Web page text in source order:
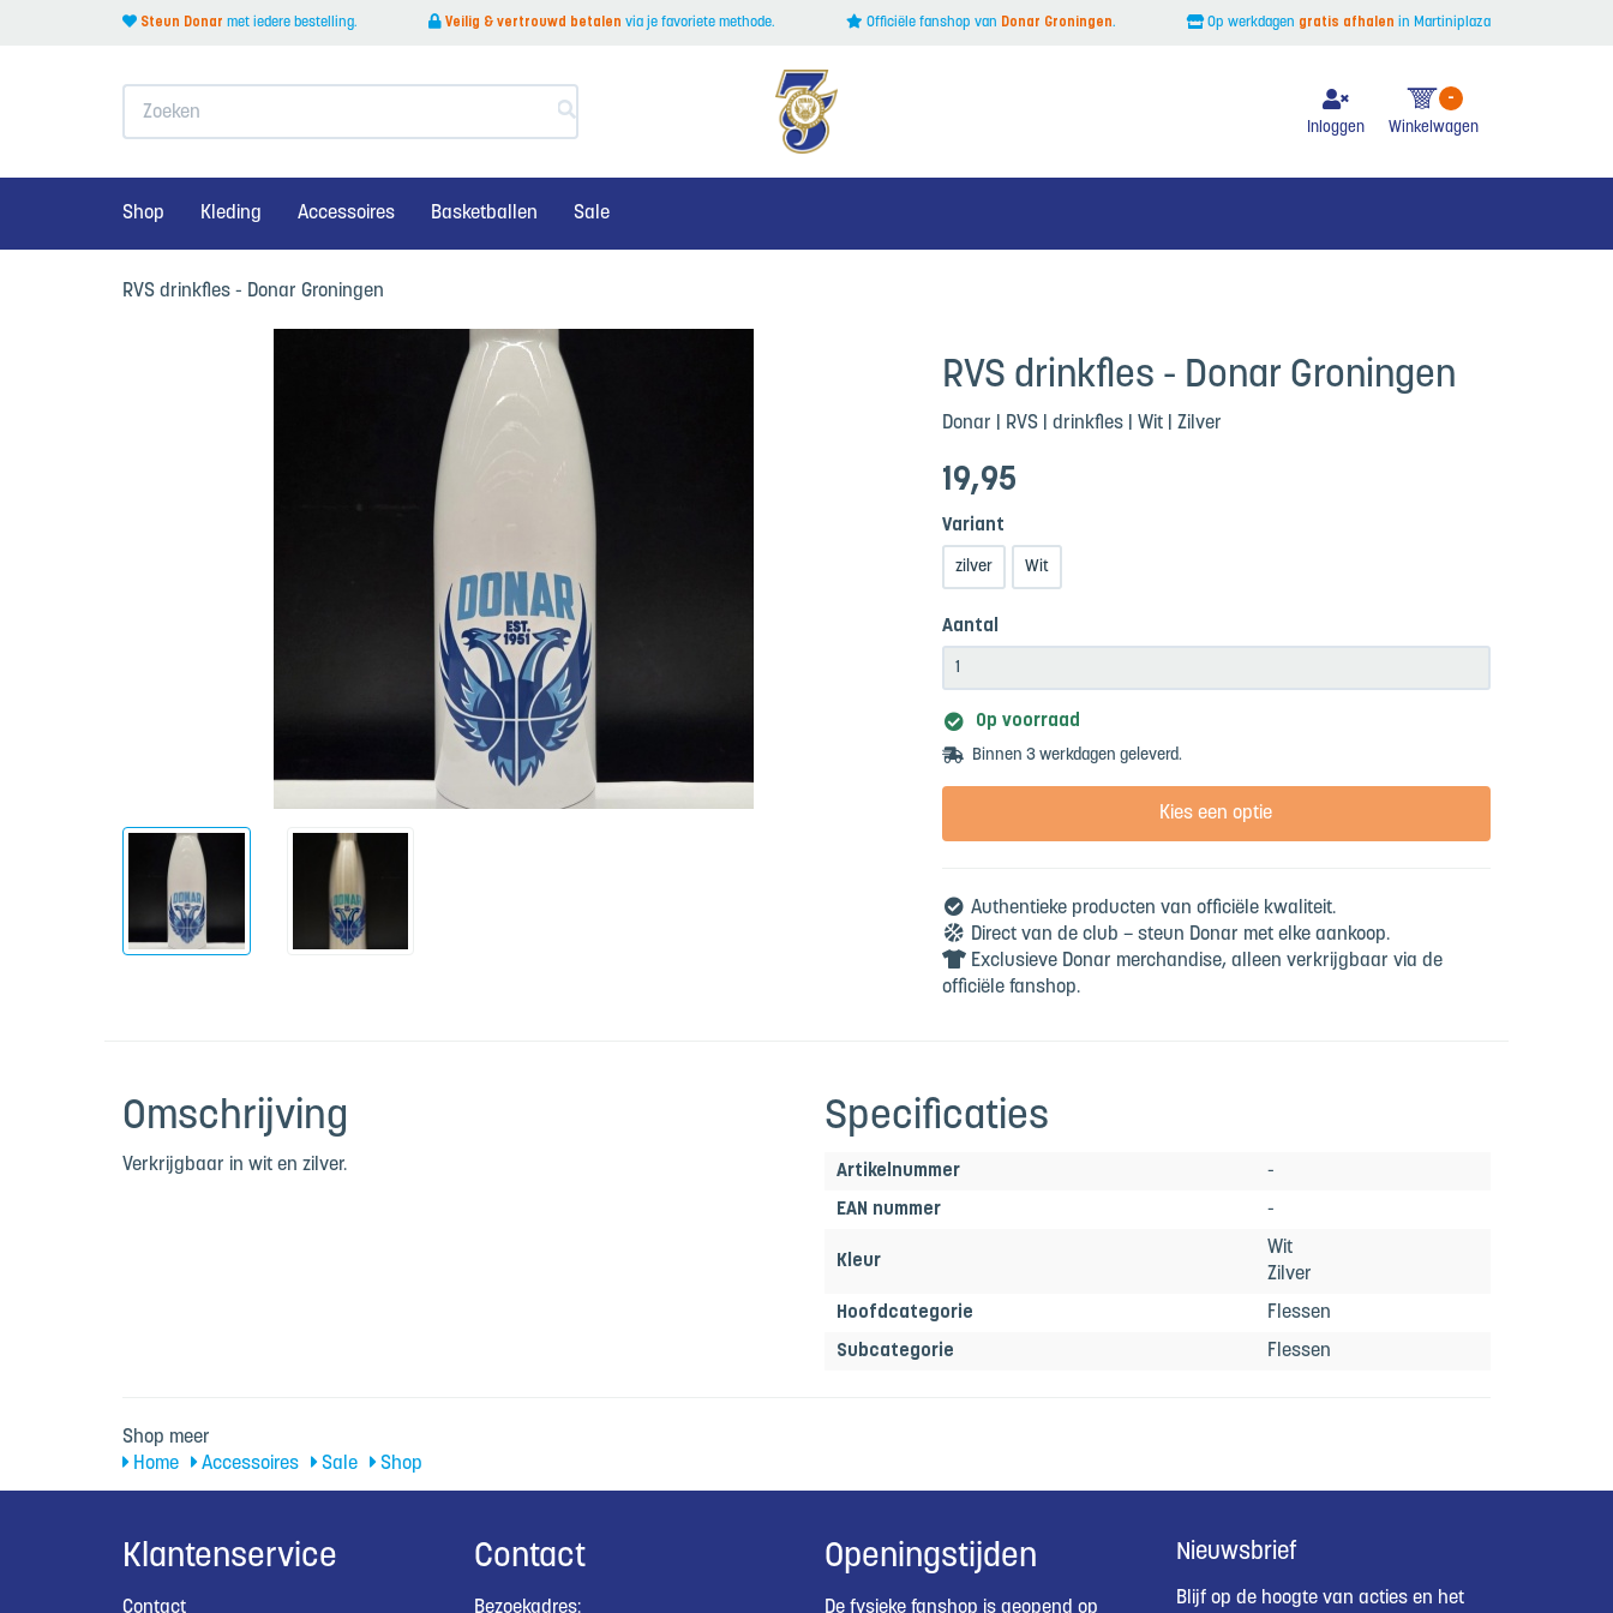
alles van Kleding
Steun Donar met iedere bestelling. Veilig & vertrouwd betalen via je favoriete methode. Officiële fanshop van Donar Groningen. Op werkdagen gratis afhalen in Martiniplaza
Inloggen
-
Winkelwagen
Shop Kleding Accessoires Basketballen Sale
RVS drinkfles - Donar Groningen
RVS drinkfles - Donar Groningen
Donar | RVS | drinkfles | Wit | Zilver
19,95
Variant
zilver Wit
Aantal
Op voorraad
Binnen 3 werkdagen geleverd.
Kies een optie
Authentieke producten van officiële kwaliteit.
Direct van de club – steun Donar met elke aankoop.
Exclusieve Donar merchandise, alleen verkrijgbaar via de
officiële fanshop.
Omschrijving
Verkrijgbaar in wit en zilver.
Specificaties
Artikelnummer -
EAN nummer -
Kleur
Wit
Zilver
Hoofdcategorie Flessen
Subcategorie Flessen
Shop meer
Home
Accessoires Sale Shop
Klantenservice
Contact
Contact
Bezoekadres:
Openingstijden
De fysieke fanshop is geopend op
Nieuwsbrief
Blijf op de hoogte van acties en het